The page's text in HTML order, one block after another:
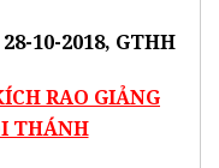
28-10-2018, GTHH
RAO GIẢNG
THÁNH